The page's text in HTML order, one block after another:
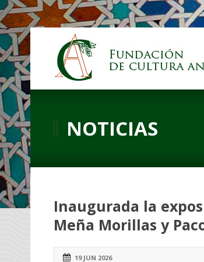
NOTICIAS
Inaugurada la
Meña Morillas y
19 JUN 2026